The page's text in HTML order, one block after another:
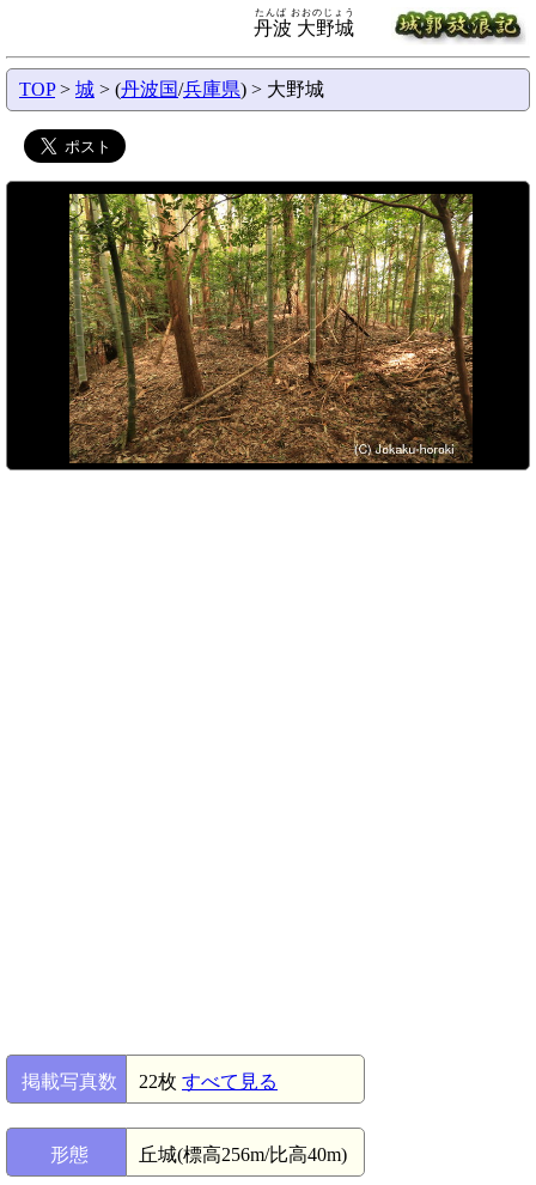
丹波 大野城
たんば おおのじょう
TOP> 城 > (丹波国/兵庫県) > 大野城
掲載写真数 22枚 すべて見る
形態 丘城(標高256m/比高40m)